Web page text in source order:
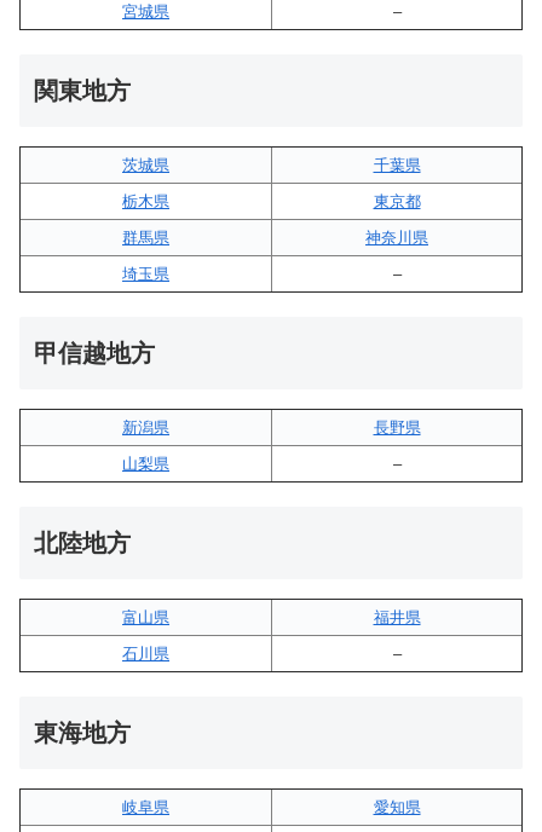
宮城県
–
関東地方
茨城県
千葉県
栃木県
東京都
群馬県
神奈川県
埼玉県
–
甲信越地方
新潟県
長野県
山梨県
–
北陸地方
富山県
福井県
石川県
–
東海地方
岐阜県
愛知県